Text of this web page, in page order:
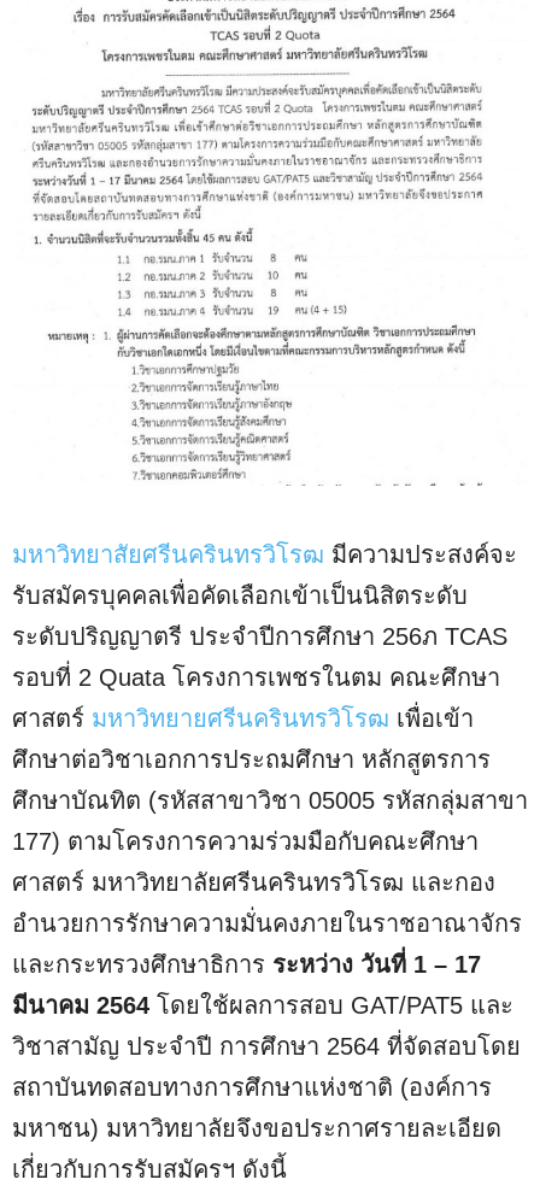
มหาวิทยาสัยศรีนครินทรวิโรฒ มีความประสงค์จะ
รับสมัครบุคคลเพื่อคัดเลือกเข้าเป็นนิสิตระดับ
ระดับปริญญาตรี ประจำปีการศึกษา 256ภ TCAS
รอบที่ 2 Quata โครงการเพชรในตม คณะศึกษา
ศาสตร์ มหาวิทยายศรีนครินทรวิโรฒ เพื่อเข้า
ศึกษาต่อวิชาเอกการประถมศึกษา หลักสูตรการ
ศึกษาบัณทิต (รหัสสาขาวิชา 05005 รหัสกลุ่มสาขา
177) ตามโครงการความร่วมมือกับคณะศึกษา
ศาสตร์ มหาวิทยาลัยศรีนครินทรวิโรฒ และกอง
อำนวยการรักษาความมั่นคงภายในราชอาณาจักร
และกระทรวงศึกษาธิการ ระหว่าง วันที่ 1 – 17
มีนาคม 2564 โดยใช้ผลการสอบ GAT/PAT5 และ
วิชาสามัญ ประจำปี การศึกษา 2564 ที่จัดสอบโดย
สถาบันทดสอบทางการศึกษาแห่งชาติ (องค์การ
มหาชน) มหาวิทยาลัยจึงขอประกาศรายละเอียด
เกี่ยวกับการรับสมัครฯ ดังนี้